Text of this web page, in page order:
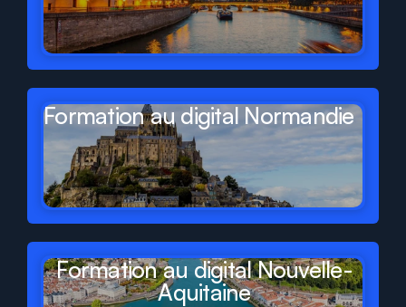
Formation au digital Normandie
Formation au digital Nouvelle-
Aquitaine